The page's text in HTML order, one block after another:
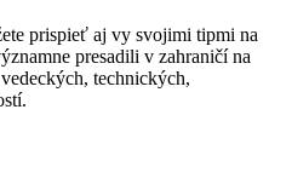
prispieť aj vy svojimi tipmi na
presadili v zahraničí na
technických,